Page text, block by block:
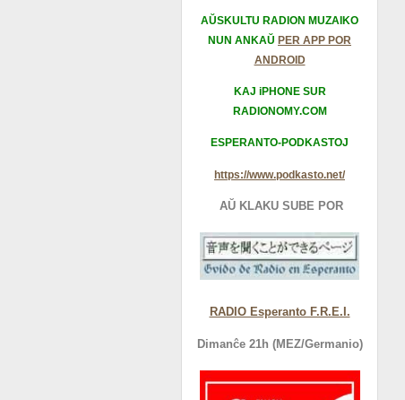
AŬSKULTU RADION MUZAIKO
NUN ANKAŬ PER APP POR
ANDROID
KAJ iPHONE SUR
RADIONOMY.COM
ESPERANTO-PODKASTOJ
https://www.podkasto.net/
AŬ KLAKU SUBE POR
RADIO Esperanto F.R.E.I.
Dimanĉe 21h (MEZ/Germanio)